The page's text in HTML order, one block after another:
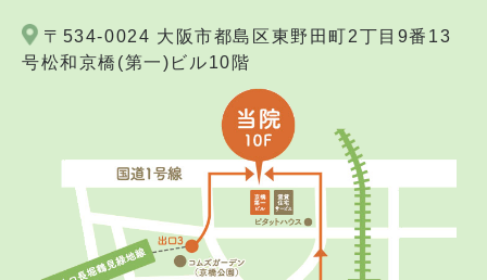
〒534-0024 大阪市都島区東野田町2丁目9番13
号松和京橋(第一)ビル10階